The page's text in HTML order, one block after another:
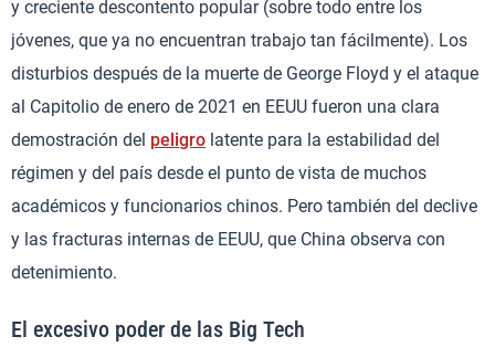
y creciente descontento popular (sobre todo entre los
jóvenes, que ya no encuentran trabajo tan fácilmente). Los
disturbios después de la muerte de George Floyd y el ataque
al Capitolio de enero de 2021 en EEUU fueron una clara
demostración del peligro latente para la estabilidad del
régimen y del país desde el punto de vista de muchos
académicos y funcionarios chinos. Pero también del declive
y las fracturas internas de EEUU, que China observa con
detenimiento.
El excesivo poder de las Big Tech